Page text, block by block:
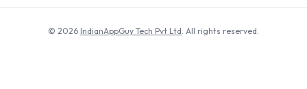
© 2026 IndianAppGuy Tech Pvt Ltd. All rights reserved.